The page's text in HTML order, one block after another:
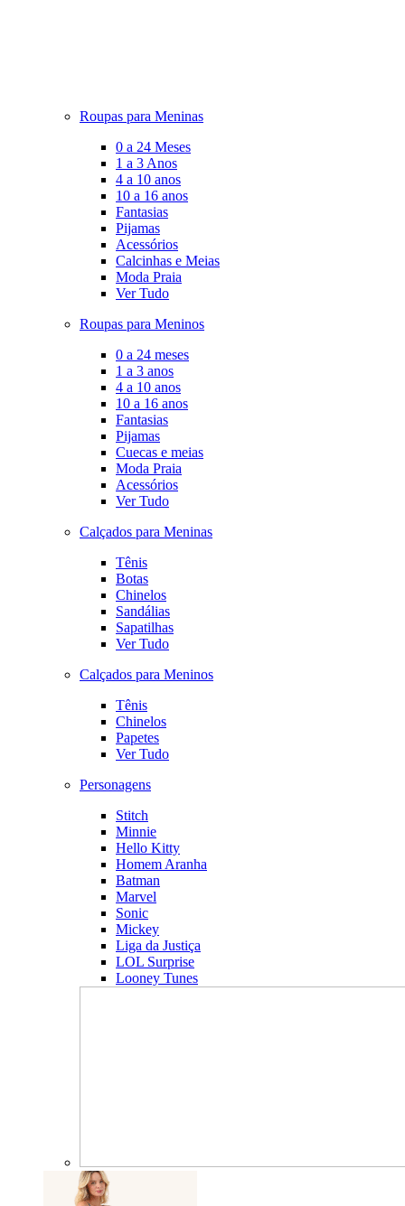
Roupas para Meninas
0 a 24 Meses
1 a 3 Anos
4 a 10 anos
10 a 16 anos
Fantasias
Pijamas
Acessórios
Calcinhas e Meias
Moda Praia
Ver Tudo
Roupas para Meninos
0 a 24 meses
1 a 3 anos
4 a 10 anos
10 a 16 anos
Fantasias
Pijamas
Cuecas e meias
Moda Praia
Acessórios
Ver Tudo
Calçados para Meninas
Tênis
Botas
Chinelos
Sandálias
Sapatilhas
Ver Tudo
Calçados para Meninos
Tênis
Chinelos
Papetes
Ver Tudo
Personagens
Stitch
Minnie
Hello Kitty
Homem Aranha
Batman
Marvel
Sonic
Mickey
Liga da Justiça
LOL Surprise
Looney Tunes